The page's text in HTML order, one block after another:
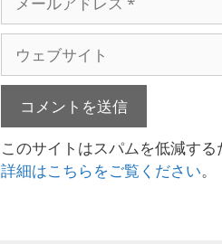
ル
ド
ス
ブ
ト
このサイトはスパムを低減す
詳細はこちらをご覧ください。